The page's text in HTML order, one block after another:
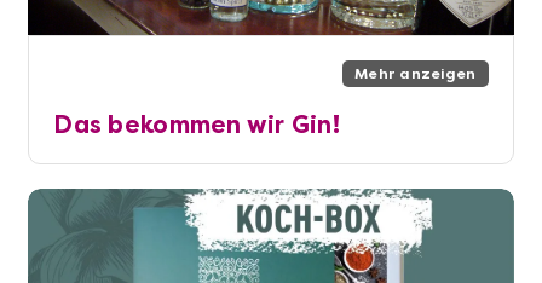
Mehr anzeigen
Das bekommen wir Gin!